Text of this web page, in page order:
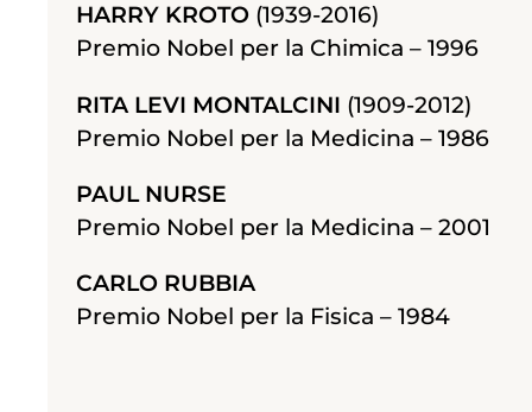
HARRY KROTO(1939-2016)
Premio Nobel per la Chimica – 1996
RITA LEVI MONTALCINI (1909-2012)
Premio Nobel per la Medicina – 1986
PAUL NURSE
Premio Nobel per la Medicina – 2001
CARLO RUBBIA
Premio Nobel per la Fisica – 1984